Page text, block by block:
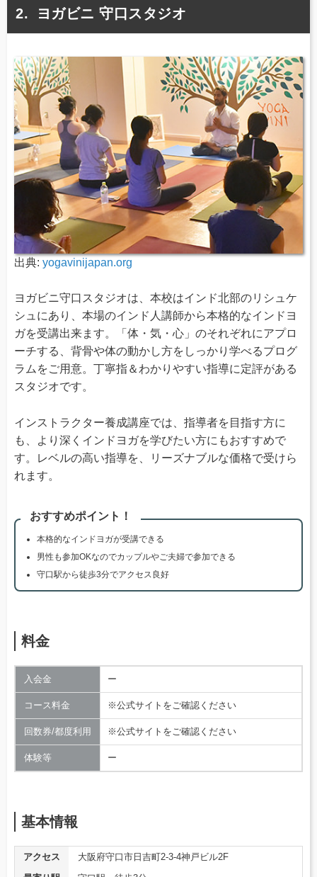
ヨガビニ 守口スタジオ
出典: yogavinijapan.org
ヨガビニ守口スタジオは、本校はインド北部のリシュケ
シュにあり、本場のインド人講師から本格的なインドヨ
ガを受講出来ます。「体・気・心」のそれぞれにアプロ
ーチする、背骨や体の動かし方をしっかり学べるプログ
ラムをご用意。丁寧指＆わかりやすい指導に定評がある
スタジオです。
インストラクター養成講座では、指導者を目指す方に
も、より深くインドヨガを学びたい方にもおすすめで
す。レベルの高い指導を、リーズナブルな価格で受けら
れます。
おすすめポイント！
本格的なインドヨガが受講できる
男性も参加OKなのでカップルやご夫婦で参加できる
守口駅から徒歩3分でアクセス良好
料金
入会金 ー
コース料金 ※公式サイトをご確認ください
回数券/都度利用 ※公式サイトをご確認ください
体験等 ー
基本情報
アクセス
大阪府守口市日吉町2-3-4神戸ビル2F